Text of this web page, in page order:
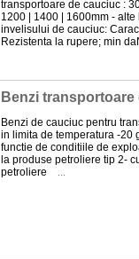
transportoare de cauciuc :
1200 | 1400 | 1600mm -
invelisului de cauciuc:
Rezistenta la rupere; min
Benzi
Benzi de cauciuc pentru
in limita de temperatura -20
functie de conditiile de
la produse petroliere tip 2-
petroliere